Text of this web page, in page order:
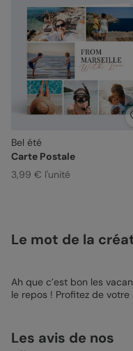
Bel été
Carte Postale
3,99 € l'unité
Le mot de la
Ah que c’est bon les
le repos ! Profitez de
Été à personnaliser. Son
originaux. Choisissez
Les avis de nos